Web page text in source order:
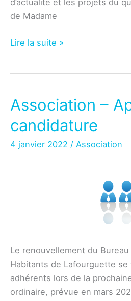
d’actualité et les projets du
de Madame
Association
du
mardi
1er
février
Lire la suite »
Association –
candidature
4 janvier 2022 / Association
Le renouvellement du Bureau
Habitants de Lafourguette
adhérents lors de la
ordinaire, prévue en mars